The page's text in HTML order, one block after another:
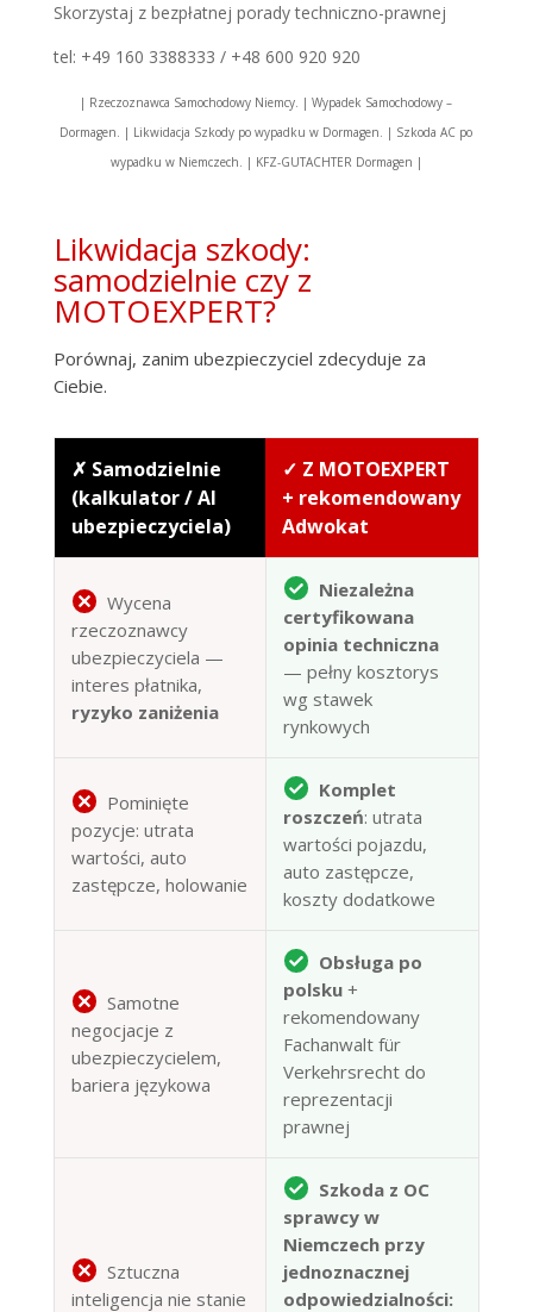
Skorzystaj z bezpłatnej porady techniczno-prawnej
tel: +49 160 3388333 / +48 600 920 920
| Rzeczoznawca Samochodowy Niemcy. | Wypadek Samochodowy –
Dormagen. | Likwidacja Szkody po wypadku w Dormagen. | Szkoda AC po
wypadku w Niemczech. | KFZ-GUTACHTER Dormagen |
Likwidacja szkody:
samodzielnie czy z
MOTOEXPERT?
Porównaj, zanim ubezpieczyciel zdecyduje za
Ciebie.
✗ Samodzielnie
(kalkulator / AI
ubezpieczyciela)
✓ Z MOTOEXPERT
+ rekomendowany
Adwokat
Wycena
rzeczoznawcy
ubezpieczyciela —
interes płatnika,
ryzyko zaniżenia
Niezależna
certyfikowana
opinia techniczna
— pełny kosztorys
wg stawek
rynkowych
Pominięte
pozycje: utrata
wartości, auto
zastępcze, holowanie
Komplet
roszczeń: utrata
wartości pojazdu,
auto zastępcze,
koszty dodatkowe
Samotne
negocjacje z
ubezpieczycielem,
bariera językowa
Obsługa po
polsku+
rekomendowany
Fachanwalt für
Verkehrsrecht do
reprezentacji
prawnej
Sztuczna
inteligencja nie stanie
Szkoda z OC
sprawcy w
Niemczech przy
jednoznacznej
odpowiedzialności: